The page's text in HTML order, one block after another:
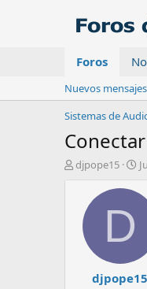
Foros
Nuevos mensajes
Sistemas de
A
djpope15
F
c
i
n
D
djpope15